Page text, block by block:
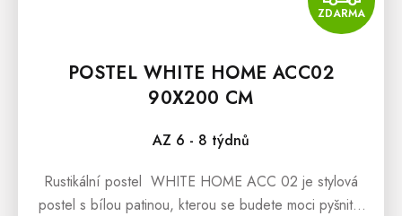
ZDARMA
POSTEL WHITE HOME ACC02
90X200 CM
AZ 6 - 8 týdnů
Rustikální postel WHITE HOME ACC 02 je stylová
postel s bílou patinou, kterou se budete moci pyšnit v